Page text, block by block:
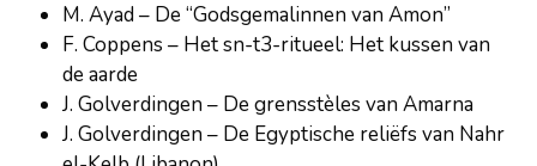
M. Ayad – De “Godsgemalinnen van Amon”
F. Coppens – Het sn-t3-ritueel: Het kussen van
de aarde
J. Golverdingen – De grensstèles van Amarna
J. Golverdingen – De Egyptische reliëfs van Nahr